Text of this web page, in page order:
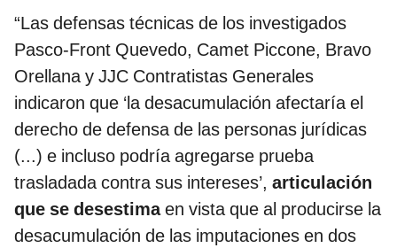
“Las defensas técnicas de los investigados
Pasco-Front Quevedo, Camet Piccone, Bravo
Orellana y JJC Contratistas Generales
indicaron que ‘la desacumulación afectaría el
derecho de defensa de las personas jurídicas
(...) e incluso podría agregarse prueba
trasladada contra sus intereses’, articulación
que se desestimaen vista que al producirse la
desacumulación de las imputaciones en dos